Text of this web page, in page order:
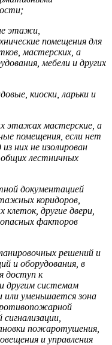
этажи,
помещения для
мастерских, а
мебели и других
киоски, ларьки и
этажах мастерские, а
помещения, если нет
них не изолирован
лестничных
документацией
коридоров,
другие двери,
факторов
решений и
и оборудования, в
доступ к
другим системам
или уменьшается зона
пожаротушения,
и управления